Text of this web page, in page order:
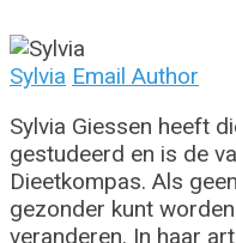
Sylvia Email Author
Sylvia Giessen heeft
gestudeerd en is de
Dieetkompas. Als
gezonder kunt
veranderen. In haar